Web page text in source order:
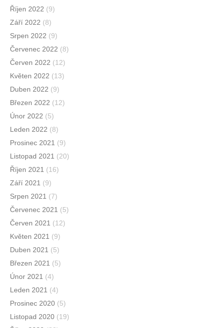
Říjen 2022 (9)
Září 2022 (8)
Srpen 2022 (9)
Červenec 2022 (8)
Červen 2022 (12)
Květen 2022 (13)
Duben 2022 (9)
Březen 2022 (12)
Únor 2022 (5)
Leden 2022 (8)
Prosinec 2021 (9)
Listopad 2021 (20)
Říjen 2021 (16)
Září 2021 (9)
Srpen 2021 (7)
Červenec 2021 (5)
Červen 2021 (12)
Květen 2021 (9)
Duben 2021 (5)
Březen 2021 (5)
Únor 2021 (4)
Leden 2021 (4)
Prosinec 2020 (5)
Listopad 2020 (19)